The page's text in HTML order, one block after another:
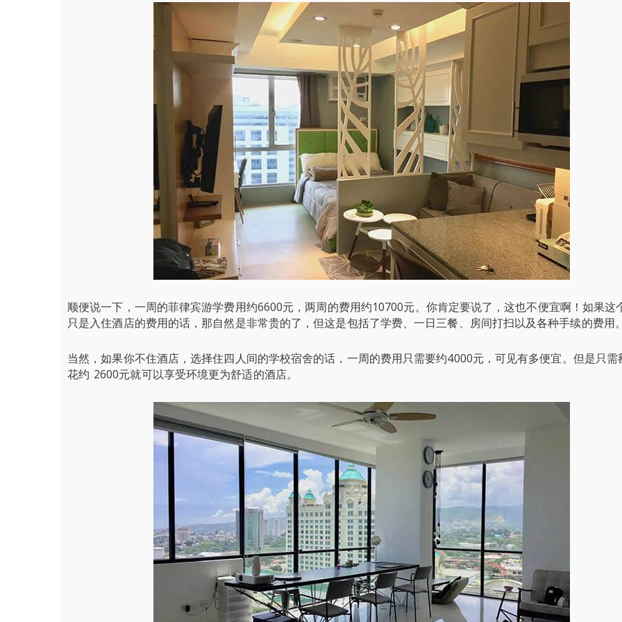
顺便说一下，一周的菲律宾游学费用约6600元，两周的费用约10700元。你肯定要说了，这也不便宜啊！如果这
只是入住酒店的费用的话，那自然是非常贵的了，但这是包括了学费、一日三餐、房间打扫以及各种手续的费用
当然，如果你不住酒店，选择住四人间的学校宿舍的话，一周的费用只需要约4000元，可见有多便宜。但是只需
花约 2600元就可以享受环境更为舒适的酒店。